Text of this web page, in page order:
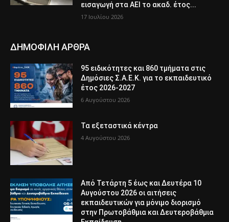
εισαγωγή στα ΑΕΙ το ακαδ. έτος...
17 Ιουλίου 2026
ΔΗΜΟΦΙΛΗ ΑΡΘΡΑ
95 ειδικότητες και 860 τμήματα στις
Δημόσιες Σ.Α.Ε.Κ. για το εκπαιδευτικό
έτος 2026-2027
6 Αυγούστου 2026
Τα εξεταστικά κέντρα
4 Αυγούστου 2026
Από Τετάρτη 5 έως και Δευτέρα 10
Αυγούστου 2026 οι αιτήσεις
εκπαιδευτικών για μόνιμο διορισμό
στην Πρωτοβάθμια και Δευτεροβάθμια